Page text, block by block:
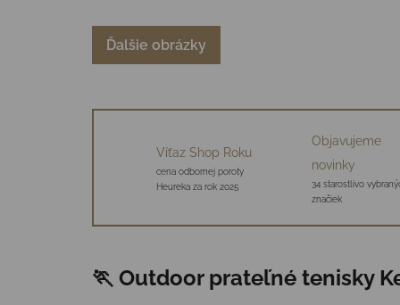
Ďalšie obrázky
Víťaz Shop Roku
cena odbornej poroty
Heureka za rok 2025
Objavujeme
novinky
34 starostlivo
značiek
🏃 Outdoor prateľné tenisky